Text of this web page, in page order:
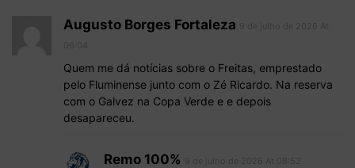
Augusto Borges Fortaleza
Quem me dá notícias sobre o Freitas, emprestado
pelo Fluminense junto com o Zé Ricardo. Na reserva
com o Galvez na Copa Verde e e depois
desapareceu.
Remo 100%